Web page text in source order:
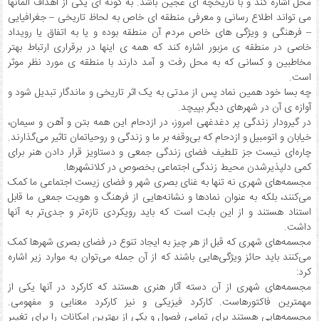
می تواند اطلاع رسانی و معرفی منطقه ای خاص به لحاظ تاریخی – جغرافیایی
– فرهنگی و ویژگی های خاص مردم آن منطقه بوده و یا به اتفاق یا رویداد
خاصی در منطقه ی مزبور اشاره کند که همه ی اینها در برقراری ارتباط بهتر
مخاطبین و کسانی که به محل رفت و آمد دارند با منطقه ی مورد نظر موثر
است.
چه بسا خود همین نماد پس از مدتی به یک اثر تاریخی و ماندگار تبدیل شود و
آوازه ی آن در شهرهای دیگر بپیچد.
در گیرودار زندگی پر دغدغهی امروز، در ازدحام این همه بتن و آهن و سیمان،
خیابان و اتومبیل و ازدحام که بی‌وقفه بر ما و زندگی و روحیاتمان تاثیر می‌گذارند.
چاره‌ای نیست جز تلطیف فضای زندگی جمعی و دستاویز قرار دادن هنر برای
کمی دلپذیر‌شدن محیط زندگی اجتماعی بخصوص در کلانشهرها.
مجسمه‌های شهری نه تنها به غنای بصری شهر و فضای زیست اجتماعی ما کمک
می‌کنند، بلکه به عنوان نمادها و نشانه‌هایی از فرهنگ و هویت جمعی ما قابل
استناد هستند و از این بابت است که باید رویکردی تازه‌تر و جدی‌تر به آنها
داشت.
مجسمه‌های شهری که قبل از هر چیز به ایجاد تنوع در فضای بصری شهرها کمک
می‌کنند باید حائز ویژگی‌هایی باشند که از آن جمله می‌توان به موارد زیر اشاره
کرد:
مجسمه‌های شهری از آن دسته آثار هنری هستند که کارکرد در آنها یکی از
مهمترین فاکتورهاست. کارکرد فیزیکی و نیز کارکرد معنایی و مفهومی.